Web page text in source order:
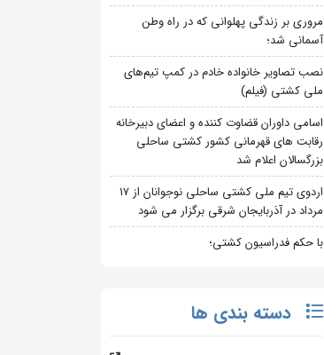
مروری بر زندگی پهلوانی که در راه وطن
آسمانی شد؛
نصب تصاویر خانواده خادم در کمپ تیم‌های
ملی کشتی (فیلم)
اسامی داوران قضاوت کننده و اعضای دبیرخانه
رقابت های قهرمانی کشور کشتی ساحلی
بزرگسالان اعلام شد
اردوی تیم ملی کشتی ساحلی نوجوانان از 17
مرداد در آذربایجان شرقی برگزار می شود
با حکم فدراسیون کشتی؛
دسته بندی ها